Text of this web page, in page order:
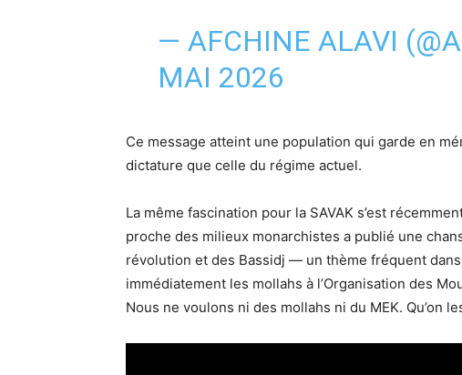
— AFCHINE ALAVI
MAI 2026
Ce message atteint une population qui garde en
dictature que celle du régime actuel.
La même fascination pour la SAVAK s’est
proche des milieux monarchistes a publié une
révolution et des Bassidj — un thème fréquent
immédiatement les mollahs à l’Organisation des
Nous ne voulons ni des mollahs ni du MEK. Qu’on